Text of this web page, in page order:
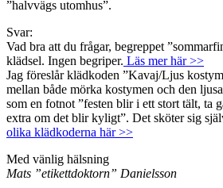
”halvvägs utomhus”.
Svar:
Vad bra att du frågar, begreppet
klädsel. Ingen begriper. Läs mer här >>
Jag föreslår klädkoden ”Kavaj/Ljus
mellan både mörka kostymen och den
som en fotnot ”festen blir i ett stort tält, ta
extra om det blir kyligt”. Det sköter sig
olika klädkoderna här >>
Med vänlig hälsning
Mats ”etikettdoktorn” Danielsson